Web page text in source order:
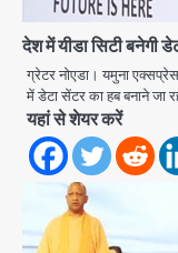
देश में यीडा सिटी बनेगी
ग्रेटर नोएडा। यमुना
में डेटा सेंटर का हब बनाने जा
यहां से शेयर करें
4